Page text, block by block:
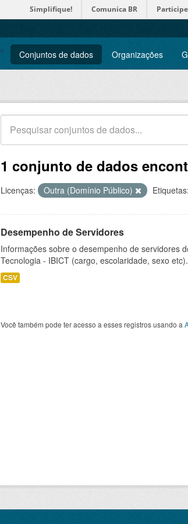
Simplifique! Comunica BR Participe
Conjuntos de dados Organizações
1 conjunto de dados
Licenças: Outra (Domínio Público) Etiquetas:
Desempenho de Servidores
Informações sobre o desempenho de servidores
Tecnologia - IBICT (cargo, escolaridade, sexo etc).
CSV
Você também pode ter acesso a esses registros usando a